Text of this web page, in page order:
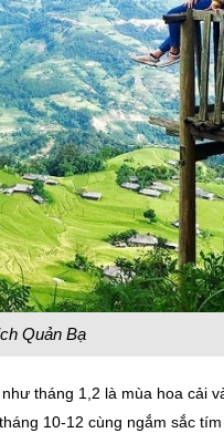
Quản Bạ
tháng 1,2 là mùa hoa cải
10-12 cùng ngắm sắc